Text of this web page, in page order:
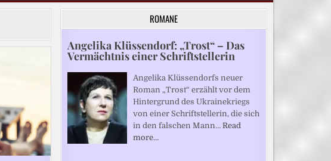
ROMANE
Angelika Klüssendorf: „Trost“ – Das
Vermächtnis einer Schriftstellerin
Angelika Klüssendorfs neuer
Roman „Trost“ erzählt vor dem
Hintergrund des Ukrainekriegs
von einer Schriftstellerin, die sich
in den falschen Mann… Read
more…